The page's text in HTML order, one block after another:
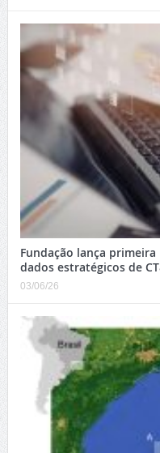
Fundação lança
dados estratégicos de
03/06/26